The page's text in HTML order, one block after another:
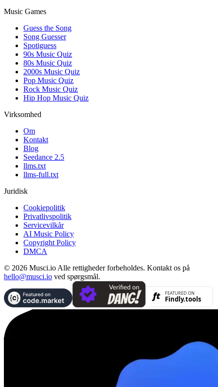
Music Games
Guess the Song
Song Guesser
Spotiguess
90s Music Quiz
80s Music Quiz
2000s Music Quiz
Pop Music Quiz
Rock Music Quiz
Hip Hop Music Quiz
Virksomhed
Om
Kontakt
Blog
Seedance 2.5
llms.txt
llms-full.txt
Juridisk
Cookiepolitik
Privatlivspolitik
Servicevilkår
AI Music Policy
Copyright Policy
DMCA
© 2026 Musci.io Alle rettigheder forbeholdes. Kontakt os på
hello@musci.io ved spørgsmål.